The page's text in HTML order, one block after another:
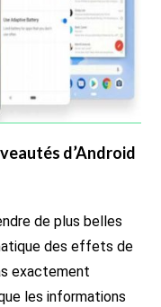
d’Android
de plus belles
des effets de
exactement
les informations